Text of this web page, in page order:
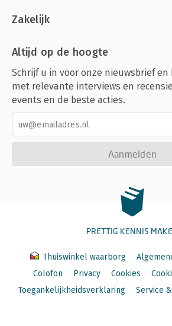
Zakelijk
Altijd op de hoogte
Schrijf u in voor onze nieuwsbrief
met relevante interviews en
events en de beste acties.
Aanmelden
PRETTIG KENNIS
Thuiswinkel waarborg
Colofon
Privacy Cookies
Toegankelijkheidsverklaring
Service